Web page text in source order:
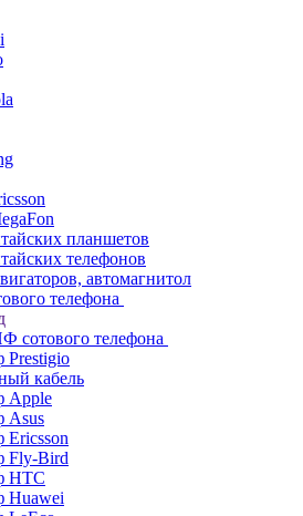
планшетов
телефонов
автомагнитол
телефона
телефона
кабель
Apple
Asus
Fly-Bird
HTC